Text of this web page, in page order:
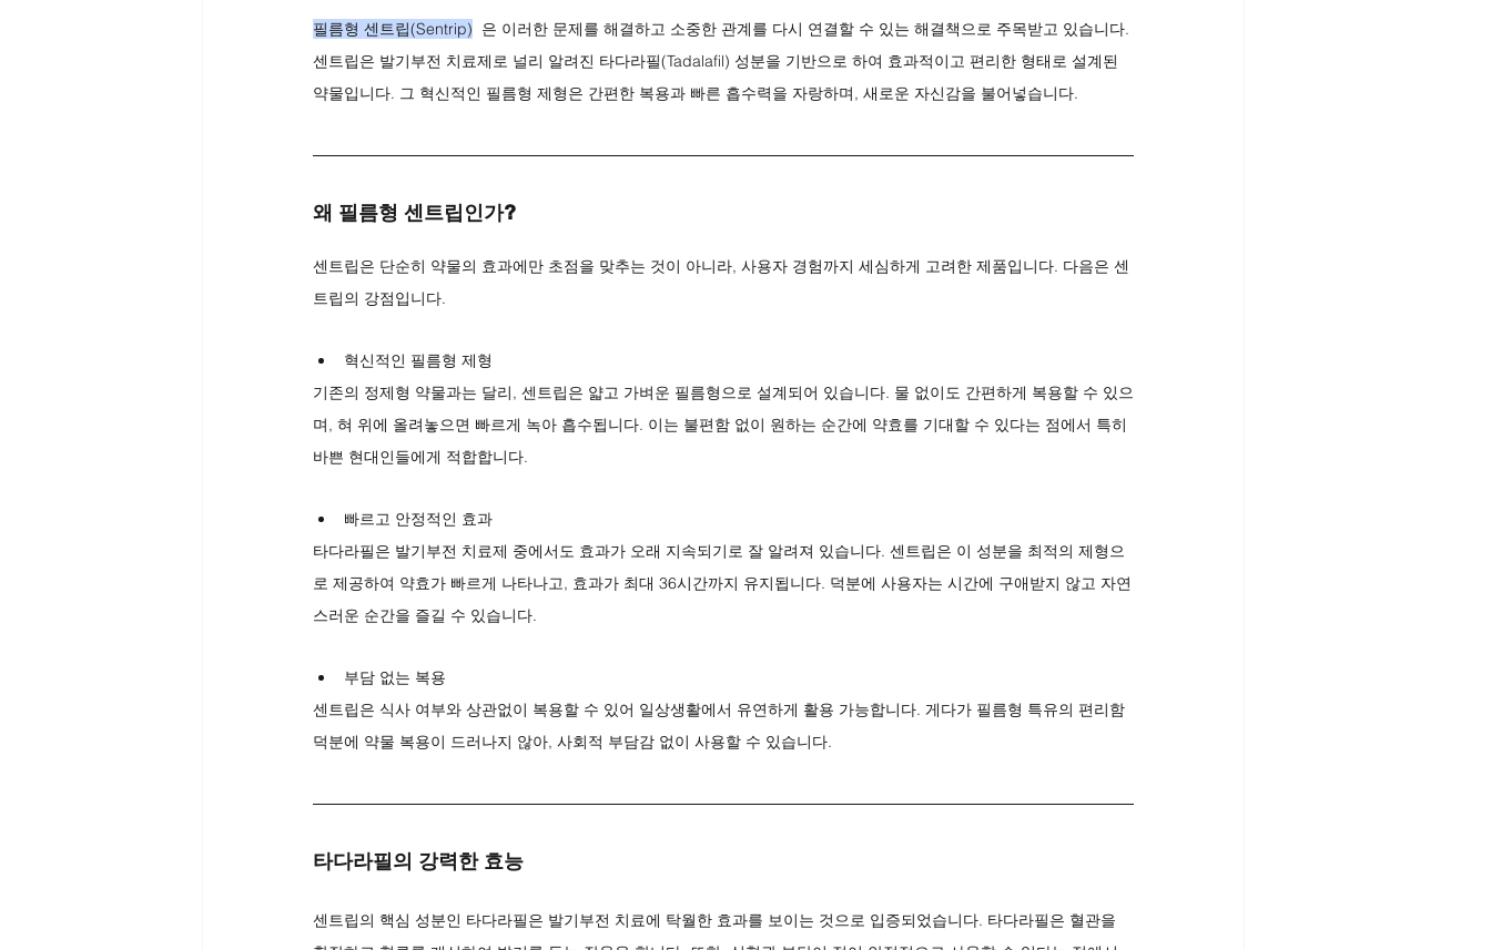
필름형 센트립(Sentrip)
  은 이러한 문제를 해결하고 소중한 관계를 다시 연결할 수 있는 해결책으로 주목받고 있습니다.
센트립은 발기부전 치료제로 널리 알려진 타다라필(Tadalafil) 성분을 기반으로 하여 효과적이고 편리한 형태로 설계된
약물입니다. 그 혁신적인 필름형 제형은 간편한 복용과 빠른 흡수력을 자랑하며, 새로운 자신감을 불어넣습니다.
왜 필름형 센트립인가?
센트립은 단순히 약물의 효과에만 초점을 맞추는 것이 아니라, 사용자 경험까지 세심하게 고려한 제품입니다. 다음은 센
트립의 강점입니다.
혁신적인 필름형 제형
기존의 정제형 약물과는 달리, 센트립은 얇고 가벼운 필름형으로 설계되어 있습니다. 물 없이도 간편하게 복용할 수 있으
며, 혀 위에 올려놓으면 빠르게 녹아 흡수됩니다. 이는 불편함 없이 원하는 순간에 약효를 기대할 수 있다는 점에서 특히
바쁜 현대인들에게 적합합니다.
빠르고 안정적인 효과
타다라필은 발기부전 치료제 중에서도 효과가 오래 지속되기로 잘 알려져 있습니다. 센트립은 이 성분을 최적의 제형으
로 제공하여 약효가 빠르게 나타나고, 효과가 최대 36시간까지 유지됩니다. 덕분에 사용자는 시간에 구애받지 않고 자연
스러운 순간을 즐길 수 있습니다.
부담 없는 복용
센트립은 식사 여부와 상관없이 복용할 수 있어 일상생활에서 유연하게 활용 가능합니다. 게다가 필름형 특유의 편리함
덕분에 약물 복용이 드러나지 않아, 사회적 부담감 없이 사용할 수 있습니다.
타다라필의 강력한 효능
센트립의 핵심 성분인 타다라필은 발기부전 치료에 탁월한 효과를 보이는 것으로 입증되었습니다. 타다라필은 혈관을